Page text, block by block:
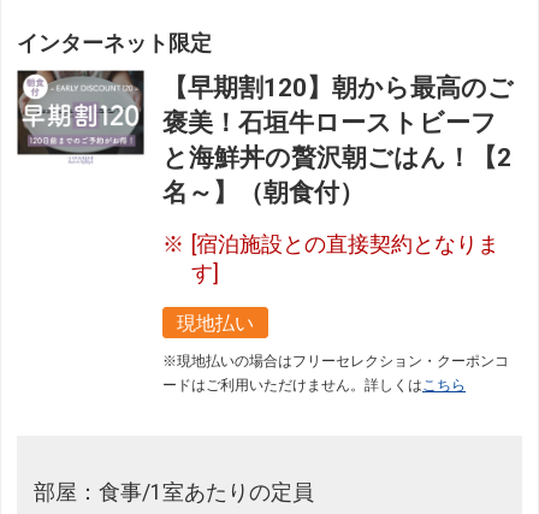
インターネット限定
【早期割120】朝から最高のご
褒美！石垣牛ローストビーフ
と海鮮丼の贅沢朝ごはん！【2
名～】（朝食付）
[宿泊施設との直接契約となりま
す]
現地払い
※現地払いの場合はフリーセレクション・クーポンコ
ードはご利用いただけません。詳しくは こちら
部屋：食事/1室あたりの定員